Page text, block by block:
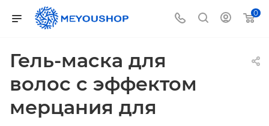
0
Гель-маска для
волос с эффектом
мерцания для